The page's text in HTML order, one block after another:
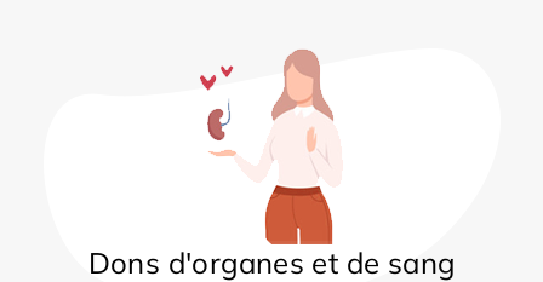
Dons d'organes et de sang